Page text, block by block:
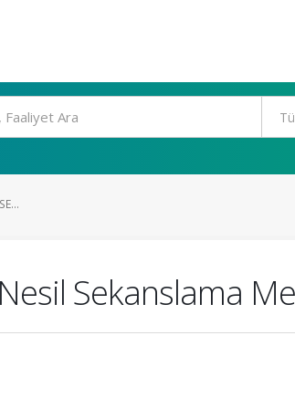
Sekanslama